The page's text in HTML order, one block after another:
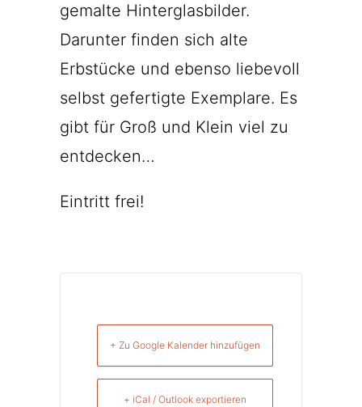
gemalte Hinterglasbilder.
Darunter finden sich alte
Erbstücke und ebenso liebevoll
selbst gefertigte Exemplare. Es
gibt für Groß und Klein viel zu
entdecken…
Eintritt frei!
+ Zu Google Kalender hinzufügen
+ iCal / Outlook exportieren